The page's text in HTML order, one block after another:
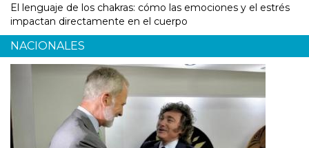
El lenguaje de los chakras: cómo las emociones y el estrés
impactan directamente en el cuerpo
NACIONALES